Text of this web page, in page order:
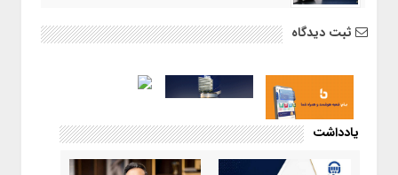
ثبت دیدگاه
یادداشت